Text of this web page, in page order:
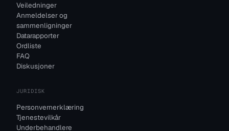
Veiledninger
Anmeldelser og
sammenligninger
Datarapporter
Ordliste
FAQ
Diskusjoner
JURIDISK
Personvernerklæring
Tjenestevilkår
Underbehandlere